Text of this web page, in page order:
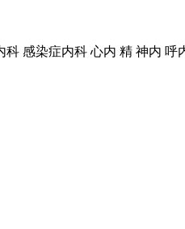
感染症内科 心内 精 神内